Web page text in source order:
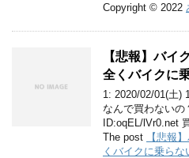
Copyright © 2022
【悲報】バイ
全くバイクに
1: 2020/02/01(土)
なんで買わないの
ID:oqEL/lVr0.net
The post
【悲報
くバイクに乗らな